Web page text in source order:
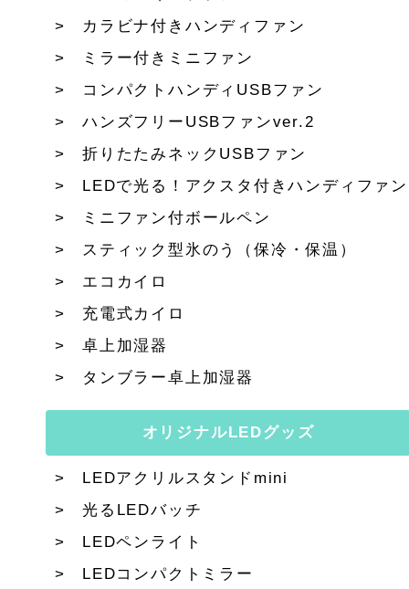
カラビナ付きハンディファン
ミラー付きミニファン
コンパクトハンディUSBファン
ハンズフリーUSBファンver.2
折りたたみネックUSBファン
LEDで光る！アクスタ付きハンディファン
ミニファン付ボールペン
スティック型氷のう（保冷・保温）
エコカイロ
充電式カイロ
卓上加湿器
タンブラー卓上加湿器
オリジナルLEDグッズ
LEDアクリルスタンドmini
光るLEDバッチ
LEDペンライト
LEDコンパクトミラー